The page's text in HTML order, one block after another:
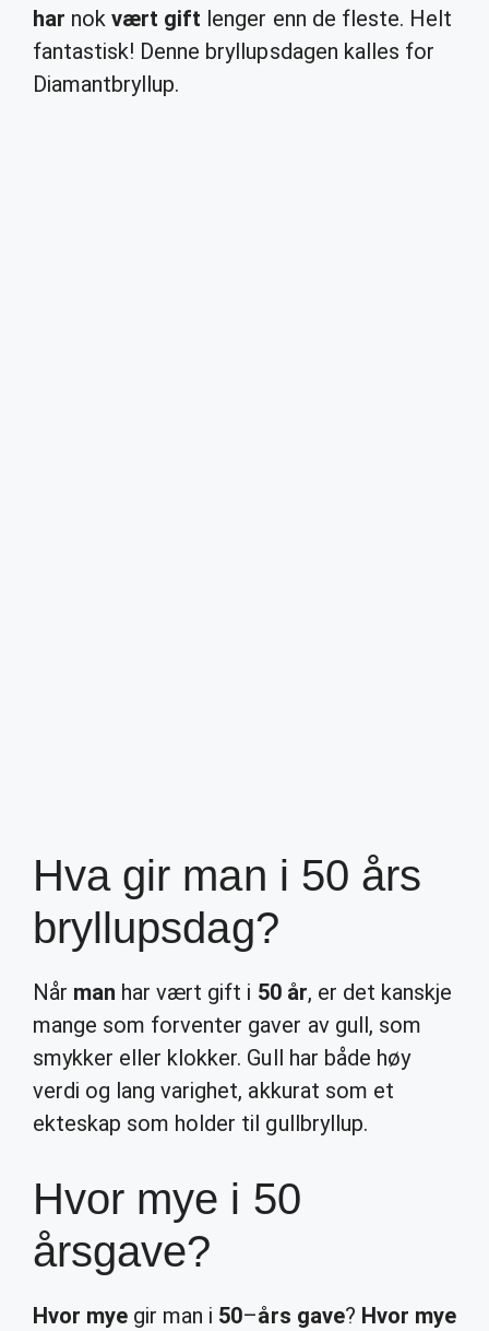
har nokvært gift lenger enn de fleste. Helt
fantastisk! Denne bryllupsdagen kalles for
Diamantbryllup.
Hva gir man i 50 års
bryllupsdag?
Når man har vært gift i 50 år, er det kanskje
mange som forventer gaver av gull, som
smykker eller klokker. Gull har både høy
verdi og lang varighet, akkurat som et
ekteskap som holder til gullbryllup.
Hvor mye i 50
årsgave?
Hvor mye gir man i 50–års gave? Hvor mye